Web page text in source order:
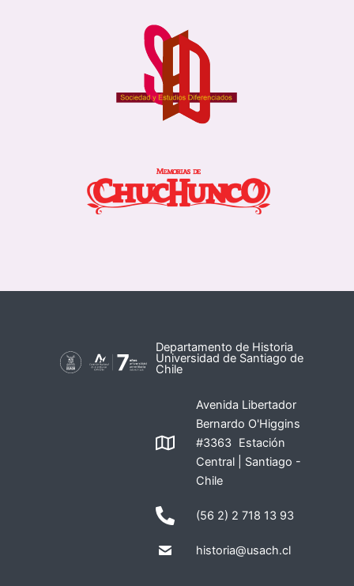
Departamento de Historia
Universidad de Santiago de
Chile
Avenida Libertador
Bernardo O'Higgins
#3363 Estación
Central | Santiago -
Chile
(56 2) 2 718 13 93
historia@usach.cl